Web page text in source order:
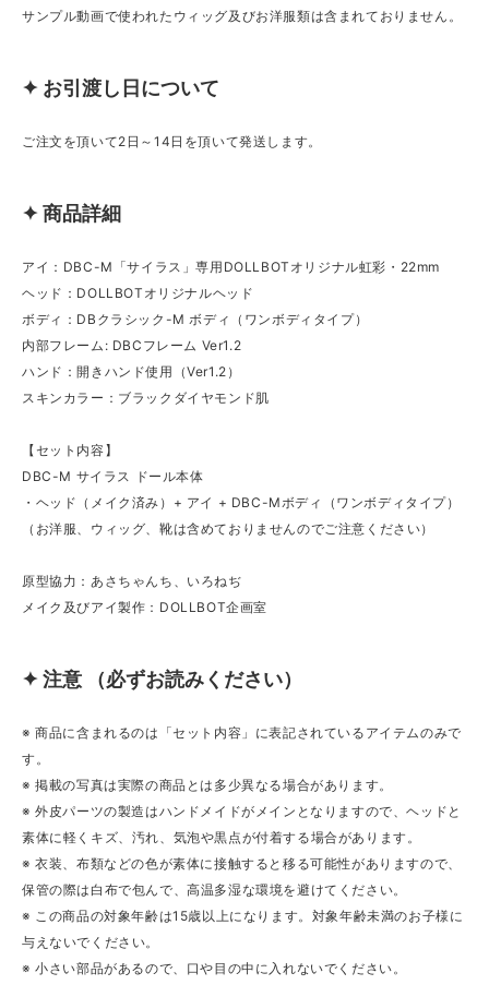
サンプル動画で使われたウィッグ及びお洋服類は含まれておりません。
✦ お引渡し日について
ご注文を頂いて2日～14日を頂いて発送します。
✦ 商品詳細
アイ：DBC-M「サイラス」専用DOLLBOTオリジナル虹彩・22mm
ヘッド：DOLLBOTオリジナルヘッド
ボディ：DBクラシック-M ボディ（ワンボディタイプ）
内部フレーム: DBCフレーム Ver1.2
ハンド：開きハンド使用（Ver1.2）
スキンカラー：ブラックダイヤモンド肌
【セット内容】
DBC-M サイラス ドール本体
・ヘッド（メイク済み）+ アイ + DBC-Mボディ（ワンボディタイプ）
（お洋服、ウィッグ、靴は含めておりませんのでご注意ください）
原型協力：あさちゃんち、いろねぢ
メイク及びアイ製作：DOLLBOT企画室
✦ 注意 （必ずお読みください）
※ 商品に含まれるのは「セット内容」に表記されているアイテムのみで
す。
※ 掲載の写真は実際の商品とは多少異なる場合があります。
※ 外皮パーツの製造はハンドメイドがメインとなりますので、ヘッドと
素体に軽くキズ、汚れ、気泡や黒点が付着する場合があります。
※ 衣装、布類などの色が素体に接触すると移る可能性がありますので、
保管の際は白布で包んで、高温多湿な環境を避けてください。
※ この商品の対象年齢は15歳以上になります。対象年齢未満のお子様に
与えないでください。
※ 小さい部品があるので、口や目の中に入れないでください。